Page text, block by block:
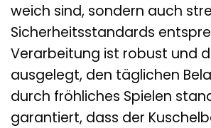
weich sind, sondern auch
Sicherheitsstandards
Verarbeitung ist robust und
ausgelegt, den täglichen
durch fröhliches Spielen
garantiert, dass der